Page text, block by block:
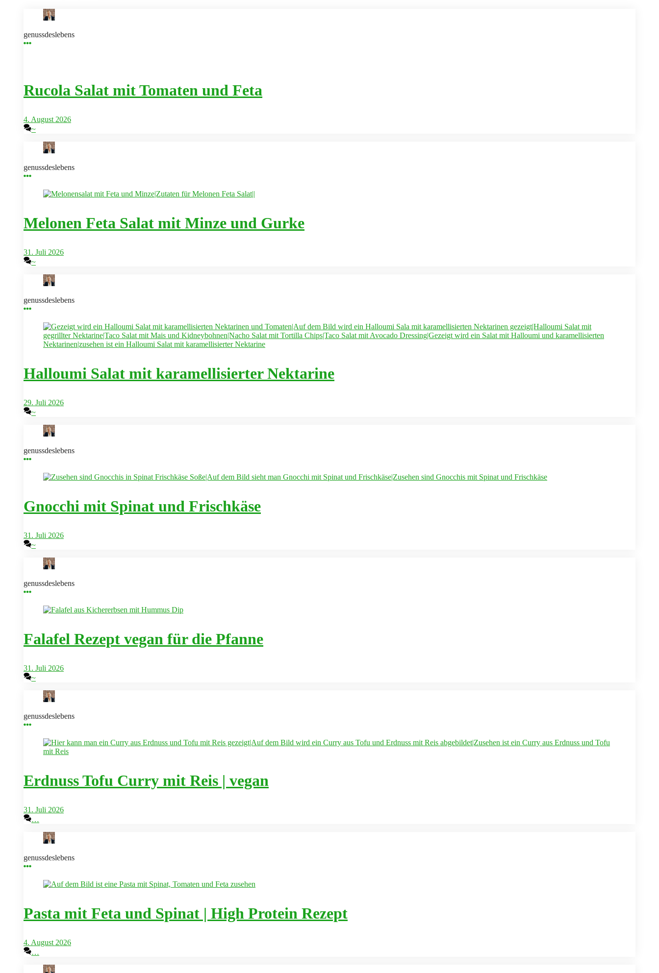
genussdeslebens
Rucola Salat mit Tomaten und Feta
4. August 2026
~
genussdeslebens
Melonen Feta Salat mit Minze und Gurke
31. Juli 2026
~
genussdeslebens
Halloumi Salat mit karamellisierter Nektarine
29. Juli 2026
~
genussdeslebens
Gnocchi mit Spinat und Frischkäse
31. Juli 2026
~
genussdeslebens
Falafel Rezept vegan für die Pfanne
31. Juli 2026
~
genussdeslebens
Erdnuss Tofu Curry mit Reis | vegan
31. Juli 2026
…
genussdeslebens
Pasta mit Feta und Spinat | High Protein Rezept
4. August 2026
…